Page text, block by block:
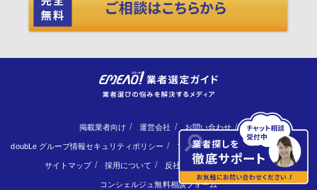
掲載業者向け 運営会社 お問い合わせ
doubLe グループ情報セキュリティポリシー プライバシーポリシー 免責事項
サイトマップ 採用について 反社会勢力に対する基本方針
コンシェルジュ無料相談フォーム